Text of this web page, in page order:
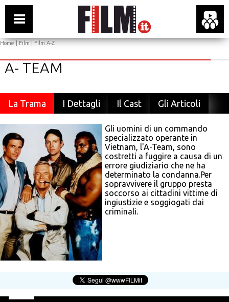
Home|Film|Film A-Z
A- TEAM
La Trama I Dettagli Il Cast Gli Articoli
Gli uomini di un commando
specializzato operante in
Vietnam, l'A-Team, sono
costretti a fuggire a causa di un
errore giudiziario che ne ha
determinato la condanna.Per
sopravvivere il gruppo presta
soccorso ai cittadini vittime di
ingiustizie e soggiogati dai
criminali.